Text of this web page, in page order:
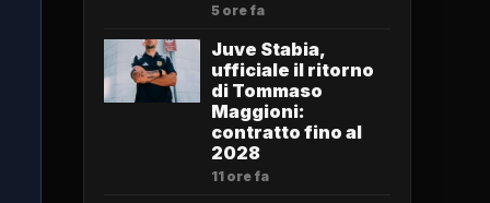
5 ore fa
Juve Stabia,
ufficiale il ritorno
di Tommaso
Maggioni:
contratto fino al
2028
11 ore fa